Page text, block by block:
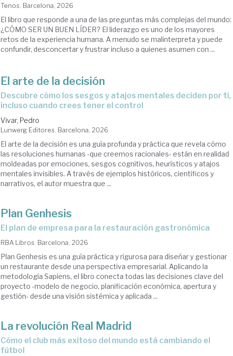
Tenos. Barcelona, 2026
El libro que responde a una de las preguntas más complejas del mundo:
¿CÓMO SER UN BUEN LÍDER? El liderazgo es uno de los mayores
retos de la experiencia humana. A menudo se malinterpreta y puede
confundir, desconcertar y frustrar incluso a quienes asumen con ...
El arte de la decisión
Descubre cómo los sesgos y atajos mentales deciden por ti,
incluso cuando crees tener el control
Vivar, Pedro
Lunwerg Editores. Barcelona, 2026
El arte de la decisión es una guía profunda y práctica que revela cómo
las resoluciones humanas -que creemos racionales- están en realidad
moldeadas por emociones, sesgos cognitivos, heurísticos y atajos
mentales invisibles. A través de ejemplos históricos, científicos y
narrativos, el autor muestra que ...
Plan Genhesis
El plan de empresa para la restauración gastronómica
RBA Libros. Barcelona, 2026
Plan Genhesis es una guía práctica y rigurosa para diseñar y gestionar
un restaurante desde una perspectiva empresarial. Aplicando la
metodología Sapiens, el libro conecta todas las decisiones clave del
proyecto -modelo de negocio, planificación económica, apertura y
gestión- desde una visión sistémica y aplicada ...
La revolución Real Madrid
Cómo el club más exitoso del mundo está cambiando el
fútbol